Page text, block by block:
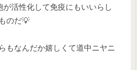
が活性化して免疫にもいいらし
のだ💡
もなんだか嬉しくて道中ニヤニ